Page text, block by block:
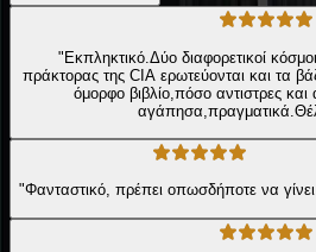
"Eκπληκτικό.Δύο διαφορετικοί
πράκτορας της CIA ερωτεύονται και τα
όμορφο βιβλίο,πόσο αντιστρες
"Φανταστικό, πρέπει οπωσδήποτε να γίνει